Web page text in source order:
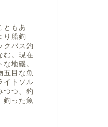
ともあ
り船釣
クバス釣
む。現在
地磯。
五目な魚
イトソル
つつ、釣
釣った魚